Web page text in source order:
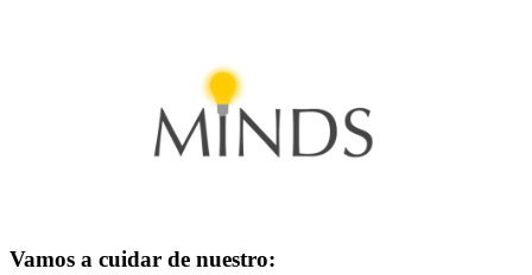
Vamos a cuidar de nuestro: